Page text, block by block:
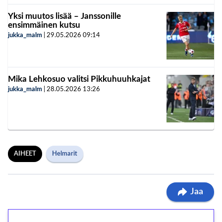
Yksi muutos lisää – Janssonille
ensimmäinen kutsu
jukka_malm 29.05.2026 09:14
Mika Lehkosuo valitsi Pikkuhuuhkajat
jukka_malm 28.05.2026 13:26
AIHEET Helmarit
Jaa